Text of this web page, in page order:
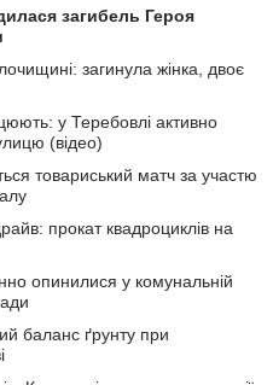
загибель Героя
загинула жінка, двоє
у Теребовлі активно
(відео)
товариський матч за участю
прокат квадроциклів на
опинилися у комунальній
баланс ґрунту при